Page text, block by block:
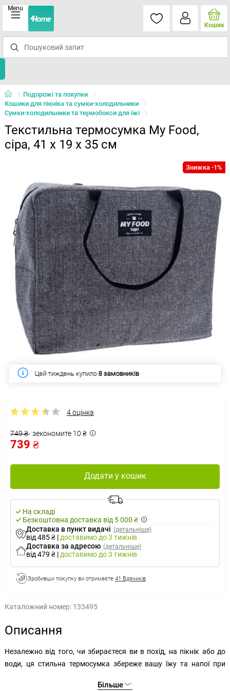
Menu
Кошик
Подорожі та покупки
Кошики для пікніка та сумки-холодильники
Сумки-холодильники та термобокси для їжі
Текстильна термосумка My Food,
сіра, 41 x 19 x 35 см
Знижка -1%
Цей тиждень купило8 замовників
4 оцінка
749 ₴ зекономите 10 ₴
739 ₴
Додати у кошик
На складі
Безкоштовна доставка від 5 000 ₴
Доставка в пункт видачі (детальніше)
від 485 ₴ | доставимо до 3 тижнів
Доставка за адресою (детальніше)
від 479 ₴ | доставимо до 3 тижнів
Зробивши покупку ви отримаєте 41 Вдячиків
Каталожний номер: 133495
Описання
Незалежно від того, чи збираєтеся ви в похід, на пікнік або до
води, ця стильна термосумка збереже вашу їжу та напої при
забезпечується вкладишем з алюмінієвої фольги, завдяки чому
Більше